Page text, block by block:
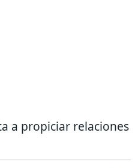
a propiciar relaciones